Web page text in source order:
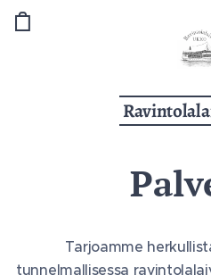
Tarjoamme
tunnelmallisessa